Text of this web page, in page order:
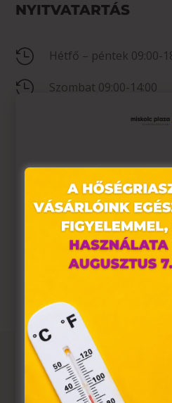
NYITVATARTÁS
 Hétfő – péntek 09:00-
 Szombat 09:00-14:00
Vasárnap Zárva
KAPCSOLAT
0630/487-8332
Az üzletről
Ez az oldal sütiket
Weboldalunkon „cookie"-kat
alkalmazunk. Ezek olyan
tárolnak webes
hozzájárulása szükséges.
A „sütiket" az elektronikus
törvény, az elektronikus
információs társadalommal
egyes kérdéseiről szóló 2001.
az Európai Unió előírásainak
Azon weblapoknak, melyek az
belül működnek, a „sütik"
felhasználó számítógépén
tárolásához a felhasználók